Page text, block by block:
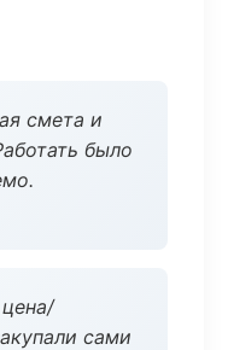
смета и
было
сами